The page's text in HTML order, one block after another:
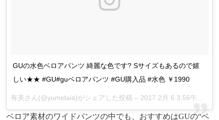
GUの水色ベロアパンツ 綺麗な色です? Sサイズもあるので嬉
しい★★ #GU#guベロアパンツ #GU購入品 #水色 ￥1990
有美さん(@yumidaia)がシェアした投稿 – 2017 2月 6 3:56午後 PST
ベロア素材のワイドパンツの中でも、おすすめはGUの“ベ